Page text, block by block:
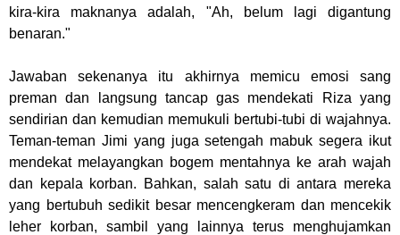
kira-kira maknanya adalah, "Ah, belum lagi digantung
benaran."
Jawaban sekenanya itu akhirnya memicu emosi sang
preman dan langsung tancap gas mendekati Riza yang
sendirian dan kemudian memukuli bertubi-tubi di wajahnya.
Teman-teman Jimi yang juga setengah mabuk segera ikut
mendekat melayangkan bogem mentahnya ke arah wajah
dan kepala korban. Bahkan, salah satu di antara mereka
yang bertubuh sedikit besar mencengkeram dan mencekik
leher korban, sambil yang lainnya terus menghujamkan